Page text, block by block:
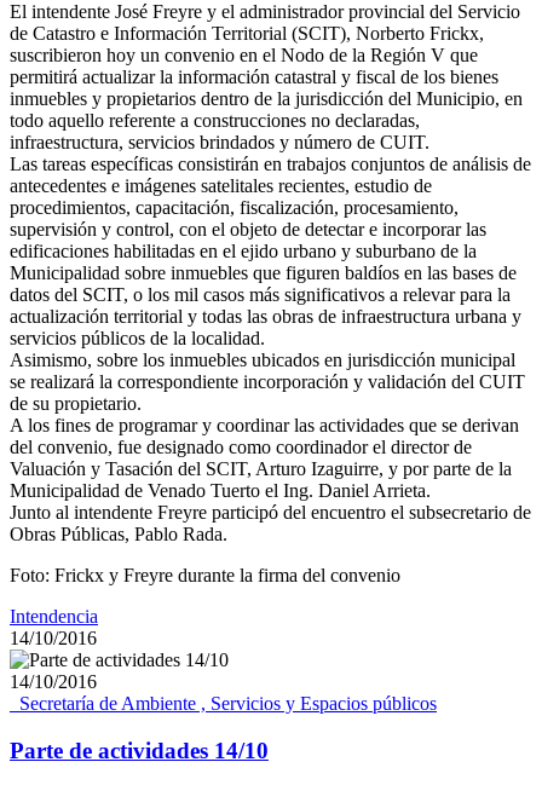
El intendente José Freyre y el administrador provincial del Servicio
de Catastro e Información Territorial (SCIT), Norberto Frickx,
suscribieron hoy un convenio en el Nodo de la Región V que
permitirá actualizar la información catastral y fiscal de los bienes
inmuebles y propietarios dentro de la jurisdicción del Municipio, en
todo aquello referente a construcciones no declaradas,
infraestructura, servicios brindados y número de CUIT.
Las tareas específicas consistirán en trabajos conjuntos de análisis de
antecedentes e imágenes satelitales recientes, estudio de
procedimientos, capacitación, fiscalización, procesamiento,
supervisión y control, con el objeto de detectar e incorporar las
edificaciones habilitadas en el ejido urbano y suburbano de la
Municipalidad sobre inmuebles que figuren baldíos en las bases de
datos del SCIT, o los mil casos más significativos a relevar para la
actualización territorial y todas las obras de infraestructura urbana y
servicios públicos de la localidad.
Asimismo, sobre los inmuebles ubicados en jurisdicción municipal
se realizará la correspondiente incorporación y validación del CUIT
de su propietario.
A los fines de programar y coordinar las actividades que se derivan
del convenio, fue designado como coordinador el director de
Valuación y Tasación del SCIT, Arturo Izaguirre, y por parte de la
Municipalidad de Venado Tuerto el Ing. Daniel Arrieta.
Junto al intendente Freyre participó del encuentro el subsecretario de
Obras Públicas, Pablo Rada.
Foto: Frickx y Freyre durante la firma del convenio
Intendencia
14/10/2016
14/10/2016
_Secretaría de Ambiente , Servicios y Espacios públicos
Parte de actividades 14/10